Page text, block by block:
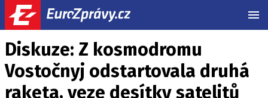
Diskuze: Z kosmodromu
Vostočnyj odstartovala druhá
raketa, veze desítky satelitů